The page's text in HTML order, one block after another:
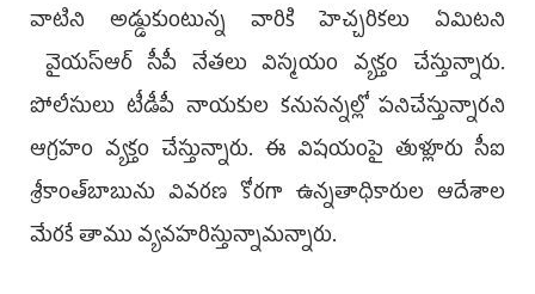
వాటిని అడ్డుకుంటున్న వారికి హెచ్చరికలు ఏమిటని
వైయ‌స్ఆర్‌ సీపీ నేతలు విస్మయం వ్యక్తం చేస్తున్నారు.
పోలీసులు టీడీపీ నాయకుల కనుసన్నల్లో పనిచేస్తున్నారని
ఆగ్రహం వ్యక్తం చేస్తున్నారు. ఈ విషయంపై తుళ్లూరు సీఐ
శ్రీకాంత్‌బాబును వివరణ కోరగా ఉన్నతాధికారుల ఆదేశాల
మేరకే తాము వ్యవహరిస్తున్నామన్నారు.